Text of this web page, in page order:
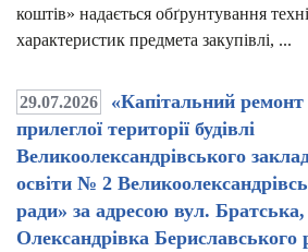
коштів» надається обґрунтування
характеристик предмета закупівлі, ...
29.07.2026
«Капітальний ремонт
прилеглої території будівлі
Великоолександрівського
освіти № 2
ради» за адресою вул.
Олександрівка Бериславського